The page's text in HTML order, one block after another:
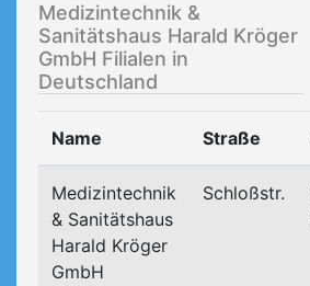
Medizintechnik &
Sanitätshaus Harald Kröger
GmbH Filialen in
Deutschland
Name Straße
Medizintechnik
& Sanitätshaus
Harald Kröger
GmbH
Schloßstr.